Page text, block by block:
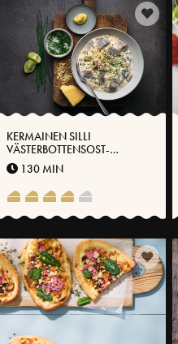
KERMAINEN SILLI
VÄSTERBOTTENSOST-
JUUSTOLLA®
130 MIN